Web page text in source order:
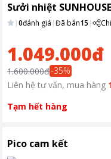
Sưởi nhiệt
|0đánh giá |Đã bán15 |
1.049.000đ
1.600.000đ-35%
Liên hệ tư vấn, mua hàng
Tạm hết hàng
Pico cam kết